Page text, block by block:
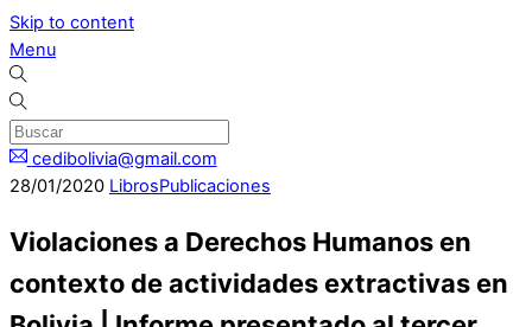
Skip to content
Menu
cedibolivia@gmail.com
28/01/2020 LibrosPublicaciones
Violaciones a Derechos Humanos en
contexto de actividades extractivas en